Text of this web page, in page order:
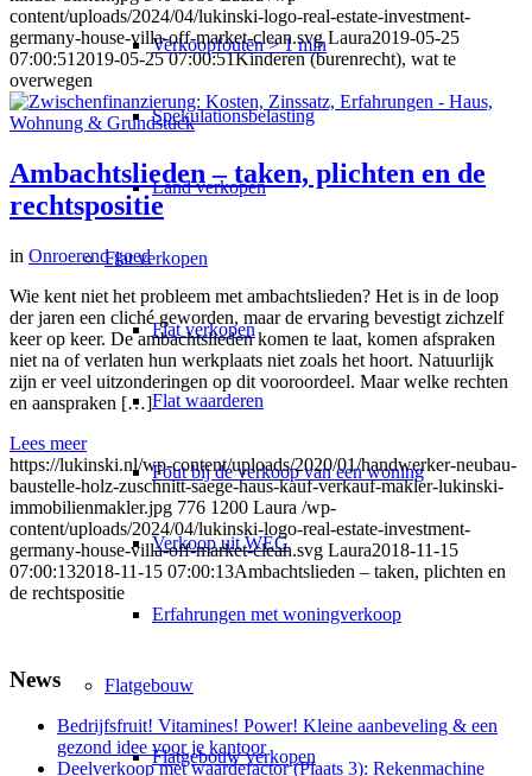
Verkoopfouten > 1 mln
Spekulationsbelasting
Land verkopen
Flatverkopen
Flat verkopen
Flat waarderen
Fout bij de verkoop van een woning
Verkoop uit WEG
Erfahrungen met woningverkoop
Flatgebouw
Flatgebouw verkopen
content/uploads/2024/04/lukinski-logo-real-estate-investment-
germany-house-villa-off-market-clean.svg Laura2019-05-25
07:00:51 2019-05-25 07:00:51Kinderen (burenrecht), wat te
overwegen
Ambachtslieden – taken, plichten en de
rechtspositie
in Onroerend goed
Wie kent niet het probleem met ambachtslieden? Het is in de loop
der jaren een cliché geworden, maar de ervaring bevestigt zichzelf
keer op keer. De ambachtslieden komen te laat, komen afspraken
niet na of verlaten hun werkplaats niet zoals het hoort. Natuurlijk
zijn er veel uitzonderingen op dit vooroordeel. Maar welke rechten
en aanspraken […]
Lees meer
https://lukinski.nl/wp-content/uploads/2020/01/handwerker-neubau-
baustelle-holz-zuschnitt-saege-haus-kauf-verkauf-makler-lukinski-
immobilienmakler.jpg 776 1200 Laura /wp-
content/uploads/2024/04/lukinski-logo-real-estate-investment-
germany-house-villa-off-market-clean.svg Laura2018-11-15
07:00:132018-11-15 07:00:13Ambachtslieden – taken, plichten en
de rechtspositie
News
Bedrijfsfruit! Vitamines! Power! Kleine aanbeveling & een
gezond idee voor je kantoor
Deelverkoop met waardefactor (Plaats 3): Rekenmachine